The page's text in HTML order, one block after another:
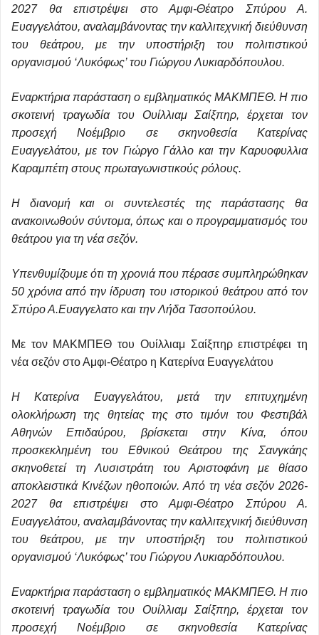
2027 θα επιστρέψει στο Αμφι-Θέατρο Σπύρου Α.
Ευαγγελάτου, αναλαμβάνοντας την καλλιτεχνική διεύθυνση
του θεάτρου, με την υποστήριξη του πολιτιστικού
οργανισμού ‘Λυκόφως’ του Γιώργου Λυκιαρδόπουλου.
Εναρκτήρια παράσταση ο εμβληματικός ΜΑΚΜΠΕΘ. Η πιο
σκοτεινή τραγωδία του Ουίλλιαμ Σαίξπηρ, έρχεται τον
προσεχή Νοέμβριο σε σκηνοθεσία Κατερίνας
Ευαγγελάτου, με τον Γιώργο Γάλλο και την Καρυοφυλλια
Καραμπέτη στους πρωταγωνιστικούς ρόλους.
Η διανομή και οι συντελεστές της παράστασης θα
ανακοινωθούν σύντομα, όπως και ο προγραμματισμός του
θεάτρου για τη νέα σεζόν.
Υπενθυμίζουμε ότι τη χρονιά που πέρασε συμπληρώθηκαν
50 χρόνια από την ίδρυση του ιστορικού θεάτρου από τον
Σπύρο Α.Ευαγγελατο και την Λήδα Τασοπούλου.
Με τον ΜΑΚΜΠΕΘ του Ουίλλιαμ Σαίξπηρ επιστρέφει τη
νέα σεζόν στο Αμφι-Θέατρο η Κατερίνα Ευαγγελάτου
Η Κατερίνα Ευαγγελάτου, μετά την επιτυχημένη
ολοκλήρωση της θητείας της στο τιμόνι του Φεστιβάλ
Αθηνών Επιδαύρου, βρίσκεται στην Κίνα, όπου
προσκεκλημένη του Εθνικού Θεάτρου της Σανγκάης
σκηνοθετεί τη Λυσιστράτη του Αριστοφάνη με θίασο
αποκλειστικά Κινέζων ηθοποιών. Από τη νέα σεζόν 2026-
2027 θα επιστρέψει στο Αμφι-Θέατρο Σπύρου Α.
Ευαγγελάτου, αναλαμβάνοντας την καλλιτεχνική διεύθυνση
του θεάτρου, με την υποστήριξη του πολιτιστικού
οργανισμού ‘Λυκόφως’ του Γιώργου Λυκιαρδόπουλου.
Εναρκτήρια παράσταση ο εμβληματικός ΜΑΚΜΠΕΘ. Η πιο
σκοτεινή τραγωδία του Ουίλλιαμ Σαίξπηρ, έρχεται τον
προσεχή Νοέμβριο σε σκηνοθεσία Κατερίνας